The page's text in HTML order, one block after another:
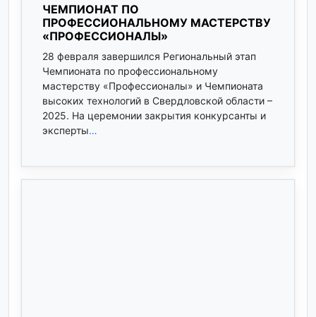
ЧЕМПИОНАТ ПО
ПРОФЕССИОНАЛЬНОМУ МАСТЕРСТВУ
«ПРОФЕССИОНАЛЫ»
28 февраля завершился Региональный этап
Чемпионата по профессиональному
мастерству «Профессионалы» и Чемпионата
высоких технологий в Свердловской области –
2025. На церемонии закрытия конкурсанты и
эксперты…